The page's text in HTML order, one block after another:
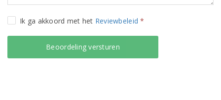
Ik ga akkoord met het Reviewbeleid *